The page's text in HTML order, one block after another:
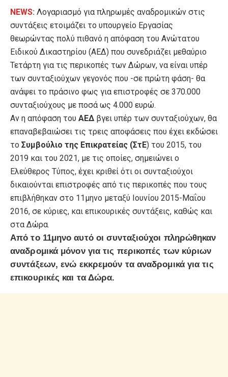
NEWS: Λογαριασμό για πληρωμές αναδρομικών στις
συντάξεις ετοιμάζει το υπουργείο Εργασίας
θεωρώντας πολύ πιθανό η απόφαση του Ανώτατου
Ειδικού Δικαστηρίου (ΑΕΔ) που συνεδριάζει μεθαύριο
Τετάρτη για τις περικοπές των Δώρων, να είναι υπέρ
των συνταξιούχων γεγονός που -σε πρώτη φάση- θα
ανάψει το πράσινο φως για επιστροφές σε 370.000
συνταξιούχους με ποσά ως 4.000 ευρώ.
Αν η απόφαση του ΑΕΔ βγει υπέρ των συνταξιούχων, θα
επαναβεβαιώσει τις τρεις αποφάσεις που έχει εκδώσει
το Συμβούλιο της Επικρατείας (ΣτΕ) του 2015, του
2019 και του 2021, με τις οποίες, σημειώνει ο
Ελεύθερος Τύπος, έχει κριθεί ότι οι συνταξιούχοι
δικαιούνται επιστροφές από τις περικοπές που τους
επιβλήθηκαν στο 11μηνο μεταξύ Ιουνίου 2015-Μαΐου
2016, σε κύριες, και επικουρικές συντάξεις, καθώς και
στα Δώρα.
Από το 11μηνο αυτό οι συνταξιούχοι πληρώθηκαν
αναδρομικά μόνον για τις περικοπές των κύριων
συντάξεων, ενώ εκκρεμούν τα αναδρομικά για τις
επικουρικές και τα Δώρα.